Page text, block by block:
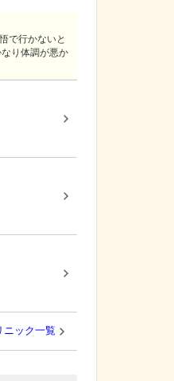
で行かないと
り体調が悪か
ニック一覧